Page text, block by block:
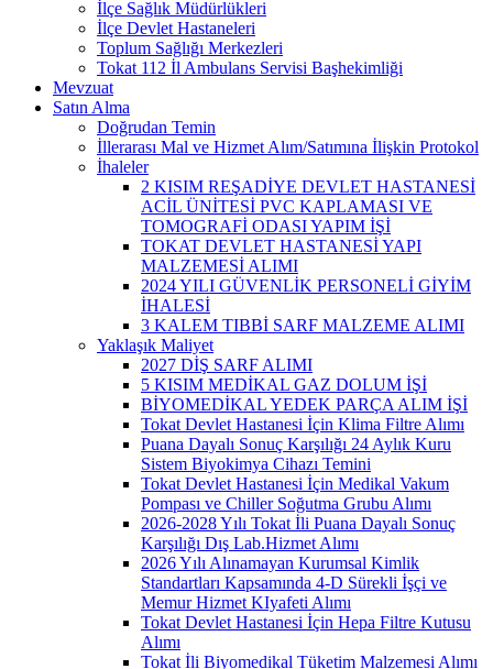
İlçe Sağlık Müdürlükleri
İlçe Devlet Hastaneleri
Toplum Sağlığı Merkezleri
Tokat 112 İl Ambulans Servisi Başhekimliği
Mevzuat
Satın Alma
Doğrudan Temin
İllerarası Mal ve Hizmet Alım/Satımına İlişkin Protokol
İhaleler
2 KISIM REŞADİYE DEVLET HASTANESİ
ACİL ÜNİTESİ PVC KAPLAMASI VE
TOMOGRAFİ ODASI YAPIM İŞİ
TOKAT DEVLET HASTANESİ YAPI
MALZEMESİ ALIMI
2024 YILI GÜVENLİK PERSONELİ GİYİM
İHALESİ
3 KALEM TIBBİ SARF MALZEME ALIMI
Yaklaşık Maliyet
2027 DİŞ SARF ALIMI
5 KISIM MEDİKAL GAZ DOLUM İŞİ
BİYOMEDİKAL YEDEK PARÇA ALIM İŞİ
Tokat Devlet Hastanesi İçin Klima Filtre Alımı
Puana Dayalı Sonuç Karşılığı 24 Aylık Kuru
Sistem Biyokimya Cihazı Temini
Tokat Devlet Hastanesi İçin Medikal Vakum
Pompası ve Chiller Soğutma Grubu Alımı
2026-2028 Yılı Tokat İli Puana Dayalı Sonuç
Karşılığı Dış Lab.Hizmet Alımı
2026 Yılı Alınamayan Kurumsal Kimlik
Standartları Kapsamında 4-D Sürekli İşçi ve
Memur Hizmet KIyafeti Alımı
Tokat Devlet Hastanesi İçin Hepa Filtre Kutusu
Alımı
Tokat İli Biyomedikal Tüketim Malzemesi Alımı